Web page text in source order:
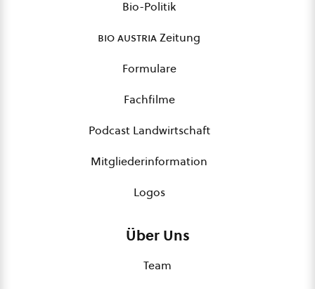
Bio-Politik
bio austriaZeitung
Formulare
Fachfilme
Podcast Landwirtschaft
Mitgliederinformation
Logos
Über Uns
Team